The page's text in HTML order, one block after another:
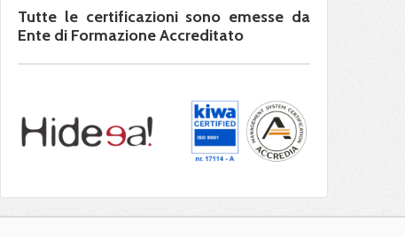
Tutte le certificazioni sono emesse da
Ente di Formazione Accreditato